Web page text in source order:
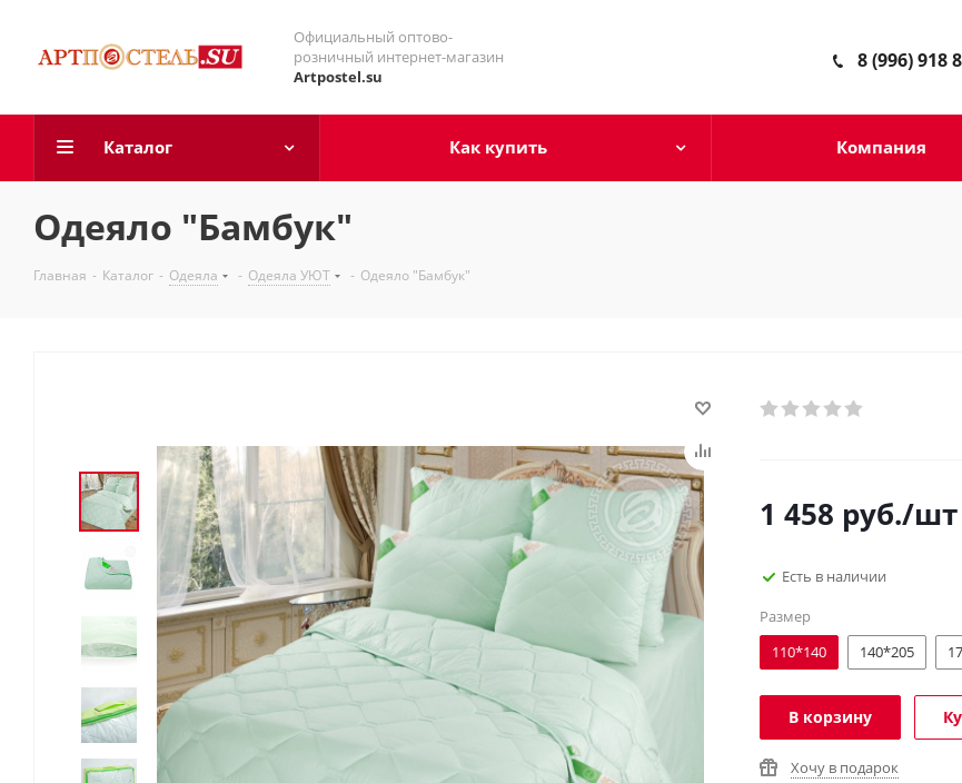
Официальный оптово-
розничный интернет-магазин
Artpostel.su
8 (996) 918
Каталог Как купить Компания
Одеяло "Бамбук"
Главная - Каталог - Одеяла - Одеяла УЮТ - Одеяло "Бамбук"
1 458 руб./шт
Есть в наличии
Размер
110*140
140*205
В корзину
Хочу в подарок